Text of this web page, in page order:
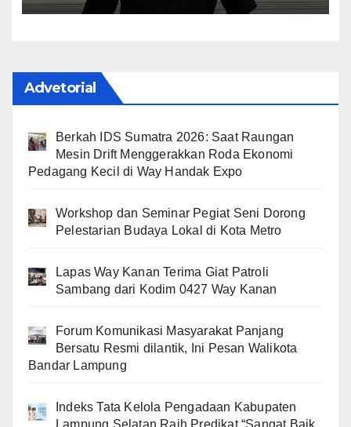
Advetorial
Berkah IDS Sumatra 2026: Saat Raungan
Mesin Drift Menggerakkan Roda Ekonomi
Pedagang Kecil di Way Handak Expo
Workshop dan Seminar Pegiat Seni Dorong
Pelestarian Budaya Lokal di Kota Metro
Lapas Way Kanan Terima Giat Patroli
Sambang dari Kodim 0427 Way Kanan
Forum Komunikasi Masyarakat Panjang
Bersatu Resmi dilantik, Ini Pesan Walikota
Bandar Lampung
Indeks Tata Kelola Pengadaan Kabupaten
Lampung Selatan Raih Predikat “Sangat Baik